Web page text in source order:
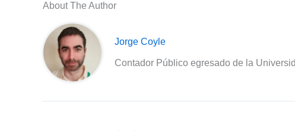
About The Author
Jorge Coyle
Contador Público egresado de la